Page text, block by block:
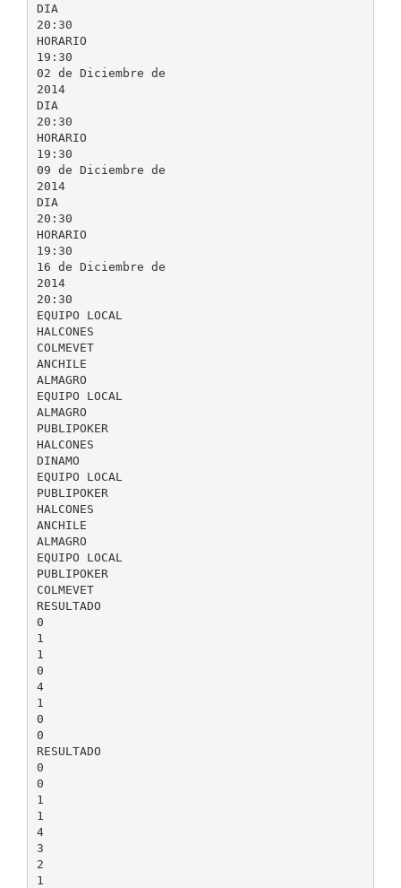
DIA
20:30
HORARIO
19:30
02 de Diciembre de
2014
DIA
20:30
HORARIO
19:30
09 de Diciembre de
2014
DIA
20:30
HORARIO
19:30
16 de Diciembre de
2014
20:30
EQUIPO LOCAL
HALCONES
COLMEVET
ANCHILE
ALMAGRO
EQUIPO LOCAL
ALMAGRO
PUBLIPOKER
HALCONES
DINAMO
EQUIPO LOCAL
PUBLIPOKER
HALCONES
ANCHILE
ALMAGRO
EQUIPO LOCAL
PUBLIPOKER
COLMEVET
RESULTADO
0
1
1
0
4
1
0
0
RESULTADO
0
0
1
1
4
3
2
1